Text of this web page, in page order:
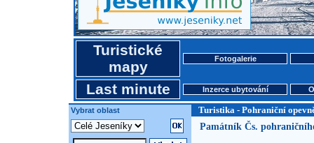
Turistické
mapy
Fotogalerie
Last minute Inzerce ubytování
Vybrat oblast Turistika - Pohraniční
Památník Čs.